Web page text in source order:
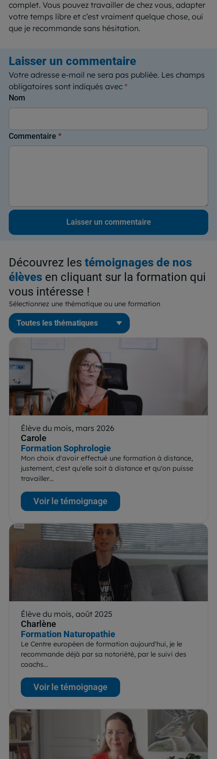
complet. Vous pouvez travailler de chez vous, adapter
votre temps libre et c’est vraiment quelque chose, oui
que je recommande sans hésitation.
Laisser un commentaire
Votre adresse e-mail ne sera pas publiée. Les champs
obligatoires sont indiqués avec *
Nom
Commentaire *
Découvrez les témoignages de nos
élèves en cliquant sur la formation qui
vous intéresse !
Sélectionnez une thématique ou une formation
Élève du mois, mars 2026
Carole
Formation Sophrologie
Mon choix d'avoir effectué une formation à distance,
justement, c'est qu'elle soit à distance et qu'on puisse
travailler…
Voir le témoignage
Élève du mois, août 2025
Charlène
Formation Naturopathie
Le Centre européen de formation aujourd'hui, je le
recommande déjà par sa notoriété, par le suivi des
coachs…
Voir le témoignage